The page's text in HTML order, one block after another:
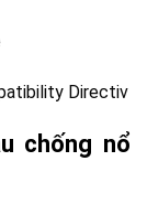
Directiv
chống nổ